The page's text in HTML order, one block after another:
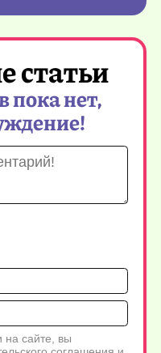
статьи
нет,
Имя*
на сайте, вы